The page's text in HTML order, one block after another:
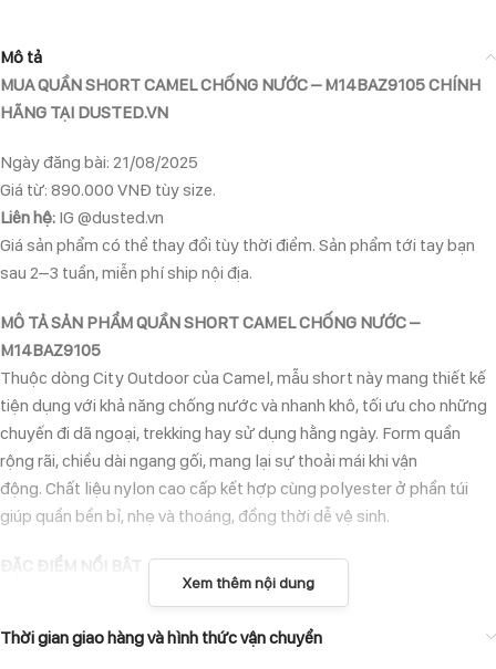
Mô tả
MUA QUẦN SHORT CAMEL CHỐNG NƯỚC – M14BAZ9105 CHÍNH
HÃNG TẠI DUSTED.VN
Ngày đăng bài: 21/08/2025
Giá từ: 890.000 VNĐ tùy size.
Liên hệ: IG @dusted.vn
Giá sản phẩm có thể thay đổi tùy thời điểm. Sản phẩm tới tay bạn
sau 2–3 tuần, miễn phí ship nội địa.
MÔ TẢ SẢN PHẨM QUẦN SHORT CAMEL CHỐNG NƯỚC –
M14BAZ9105
Thuộc dòng City Outdoor của Camel, mẫu short này mang thiết kế
tiện dụng với khả năng chống nước và nhanh khô, tối ưu cho những
chuyến đi dã ngoại, trekking hay sử dụng hằng ngày. Form quần
rộng rãi, chiều dài ngang gối, mang lại sự thoải mái khi vận
động. Chất liệu nylon cao cấp kết hợp cùng polyester ở phần túi
giúp quần bền bỉ, nhẹ và thoáng, đồng thời dễ vệ sinh.
ĐẶC ĐIỂM NỔI BẬT
khí.
Xem thêm nội dung
Thời gian giao hàng và hình thức vận chuyển